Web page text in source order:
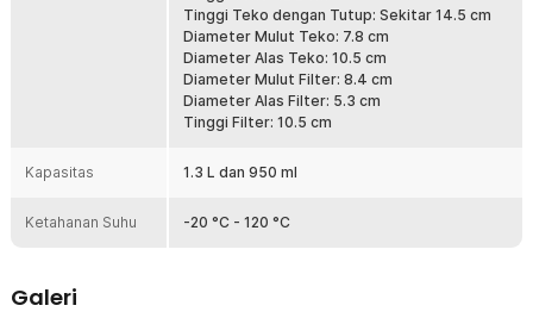
Kelengkapan Produk
Rincian yang Anda dapatkan untuk pembelian produk ini:
1 x One Two Cups Teko Teh Kaca Borosilikat Saringan Tahan
Panas Teapot - BR-352
Tinggi Teko dengan Tutup: Sekitar 14.5 cm
Diameter Mulut Teko: 7.8 cm
Diameter Alas Teko: 10.5 cm
Diameter Mulut Filter: 8.4 cm
Diameter Alas Filter: 5.3 cm
Tinggi Filter: 10.5 cm
Kapasitas 1.3 L dan 950 ml
Ketahanan Suhu -20 °C - 120 °C
Galeri